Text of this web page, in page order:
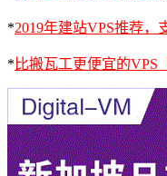
*2019年建站VPS推荐，
* 比搬瓦工更便宜的VPS